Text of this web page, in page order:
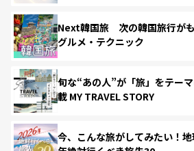
Next韓国旅 次の韓国旅行がも
グルメ・テクニック
旬な“あの人”が「旅」をテー
載 MY TRAVEL STORY
今、こんな旅がしてみたい！